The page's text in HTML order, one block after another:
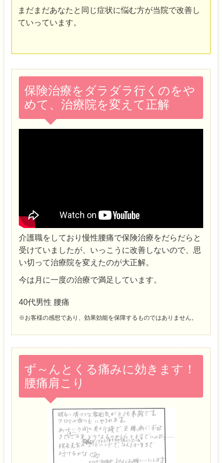
まだまだあなたと同じ症状に悩む方が当院で改善し
ていっています。
保険治療をダラダラ行くのをや
めて、治療院を変えて正解
介護職をしており慢性腰痛で保険治療をだらだらと
受けていましたが、いっこうに改善しないので、思
い切って治療院を変えたのが大正解。
今は月に一度の治療で満足しています。
40代男性 腰痛
※お客様の感想であり、効果効能を保障するものではありません。
ず～んとくる痛みに効きます！
腰痛肩こり